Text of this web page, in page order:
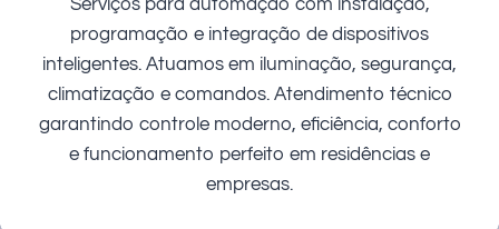
programação e integração de dispositivos
inteligentes. Atuamos em iluminação, segurança,
climatização e comandos. Atendimento técnico
garantindo controle moderno, eficiência, conforto
e funcionamento perfeito em residências e
empresas.